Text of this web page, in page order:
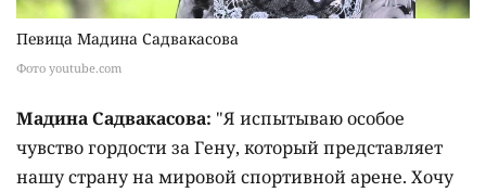
Фото youtube.com
Певица Мадина Садвакасова
Мадина Садвакасова: "Я испытываю особое
чувство гордости за Гену, который представляет
нашу страну на мировой спортивной арене. Хочу